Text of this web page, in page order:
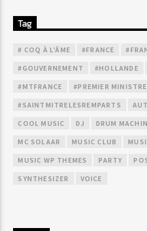
Tag
# COQ À L'ÂME #FRANCE
#GOUVERNEMENT #HOLLANDE
#MTFRANCE #PREMIER MINISTRE
#SAINTMITRELESREMPARTS
COOL MUSIC DJ DRUM
MC SOLAAR MUSIC CLUB
MUSIC WP THEMES PARTY
SYNTHESIZER VOICE